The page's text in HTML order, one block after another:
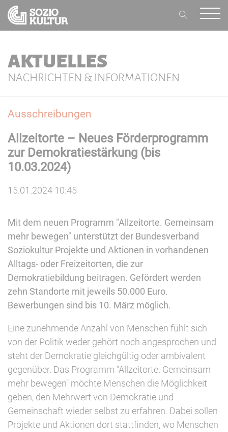
AKTUELLES
NACHRICHTEN & INFORMATIONEN
Ausschreibungen
Allzeitorte – Neues Förderprogramm
zur Demokratiestärkung (bis
10.03.2024)
15.01.2024 10:45
Mit dem neuen Programm "Allzeitorte. Gemeinsam
mehr bewegen" unterstützt der Bundesverband
Soziokultur Projekte und Aktionen in vorhandenen
Alltags- oder Freizeitorten, die zur
Demokratiebildung beitragen. Gefördert werden
zehn Standorte mit jeweils 50.000 Euro.
Bewerbungen sind bis 10. März möglich.
Eine zunehmende Anzahl von Menschen fühlt sich
von der Politik weder gehört noch angesprochen und
steht der Demokratie gleichgültig oder ambivalent
gegenüber. Das Programm "Allzeitorte. Gemeinsam
mehr bewegen" möchte Menschen die Möglichkeit
geben, den Mehrwert von Demokratie und
Gemeinschaft wieder selbst zu erfahren. Dabei sollen
Projekte und Aktionen dort stattfinden, wo Menschen